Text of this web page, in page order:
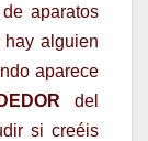
aparatos
alguien
aparece
del
si creéis